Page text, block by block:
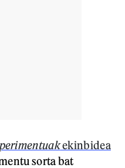
ekinbidea
sorta bat